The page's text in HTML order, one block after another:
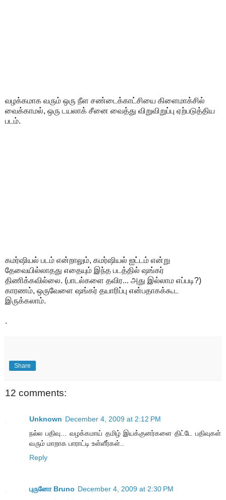
வழக்கமாக வரும் ஒரு நீள சண்டைக்காட்சியை கிளைமாக்சில்
வைக்காமல், ஒரு டயலாக் சீனை வைத்து விறுவிறுப்பு ஏற்படுத்திய
படம்.
கமர்ஷியல் படம் என்றாலும், கமர்ஷியல் ஐட்டம் என்று
தேவையில்லாதது எதையும் இந்த படத்தில் ஷங்கர்
திணிக்கவில்லை. (பாடல்களை தவிர... அது இல்லாம எப்படி?)
காரணம், ஒருவேளை ஷங்கர் தயாரிப்பு என்பதாகக்கூட
இருக்கலாம்.
.
Share
12 comments:
Unknown December 4, 2009 at 2:12 PM
நல்ல பதிவு... வழக்கமாய் தமிழ் இயக்குனர்களை திட்டே பதிவுகள்
வரும் மாறாக பாராட்டி உள்ளீர்கள்..
Reply
புருனோ Bruno December 4, 2009 at 2:30 PM